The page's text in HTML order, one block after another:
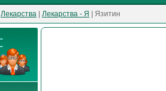
Лекарства Лекарства - Я | Язитин